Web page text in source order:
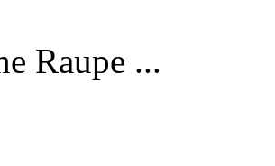
Raupe ...